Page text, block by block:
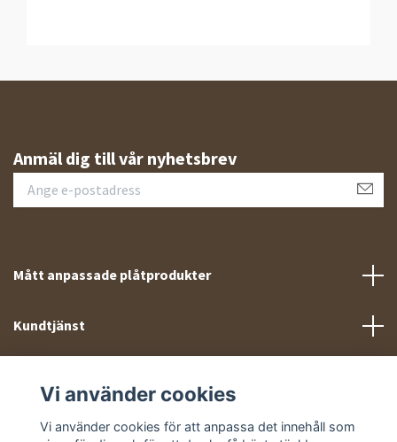
Anmäl dig till vår nyhetsbrev
Mått anpassade plåtprodukter
Kundtjänst
Sociala medier
Vi använder cookies
Vi använder cookies för att anpassa det innehåll som